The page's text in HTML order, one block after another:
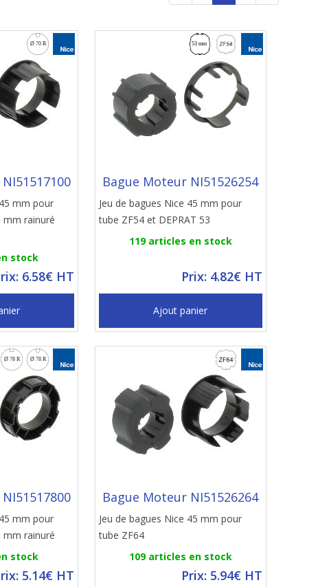
mm pour
mm rainuré
stock
6.58€ HT
Bague Moteur NI51526254
Jeu de bagues Nice 45 mm pour
tube ZF54 et DEPRAT 53
119 articles en stock
Prix: 4.82€ HT
Ajout panier
mm pour
mm rainuré
stock
5.14€ HT
Bague Moteur NI51526264
Jeu de bagues Nice 45 mm pour
tube ZF64
109 articles en stock
Prix: 5.94€ HT